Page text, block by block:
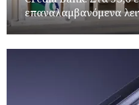
επαναλαμβανόμενα